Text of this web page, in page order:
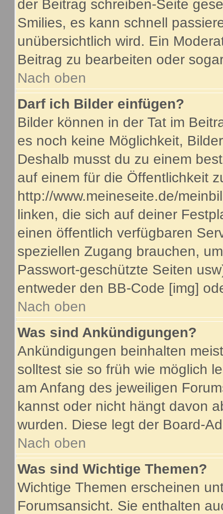
der Beitrag schreiben-Seite
Smilies, es kann schnell
unübersichtlich wird. Ein
Beitrag zu bearbeiten oder
Nach oben
Darf ich Bilder einfügen?
Bilder können in der Tat im
es noch keine Möglichkeit,
Deshalb musst du zu einem
auf einem für die Öffentlichkeit
http://www.meineseite.de/
linken, die sich auf deiner
einen öffentlich verfügbaren
speziellen Zugang brauchen,
Passwort-geschützte Seiten
entweder den BB-Code [img]
Nach oben
Was sind Ankündigungen?
Ankündigungen beinhalten
solltest sie so früh wie möglich
am Anfang des jeweiligen
kannst oder nicht hängt davon
wurden. Diese legt der Board-
Nach oben
Was sind Wichtige Themen?
Wichtige Themen erscheinen
Forumsansicht. Sie enthalten